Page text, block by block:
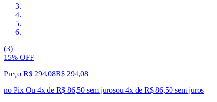
(3)
15% OFF
Preço R$ 294,08R$ 294,08
no Pix Ou 4x de R$ 86,50 sem jurosou 4x de R$ 86,50 sem juros